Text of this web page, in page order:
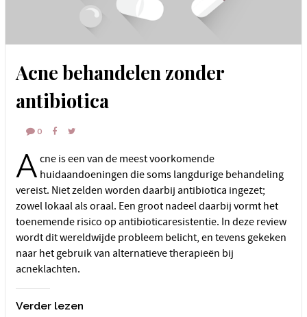
Acne behandelen zonder
antibiotica
0
A cne is een van de meest voorkomende
huidaandoeningen die soms langdurige behandeling
vereist. Niet zelden worden daarbij antibiotica ingezet;
zowel lokaal als oraal. Een groot nadeel daarbij vormt het
toenemende risico op antibioticaresistentie. In deze review
wordt dit wereldwijde probleem belicht, en tevens gekeken
naar het gebruik van alternatieve therapieën bij
acneklachten.
Verder lezen